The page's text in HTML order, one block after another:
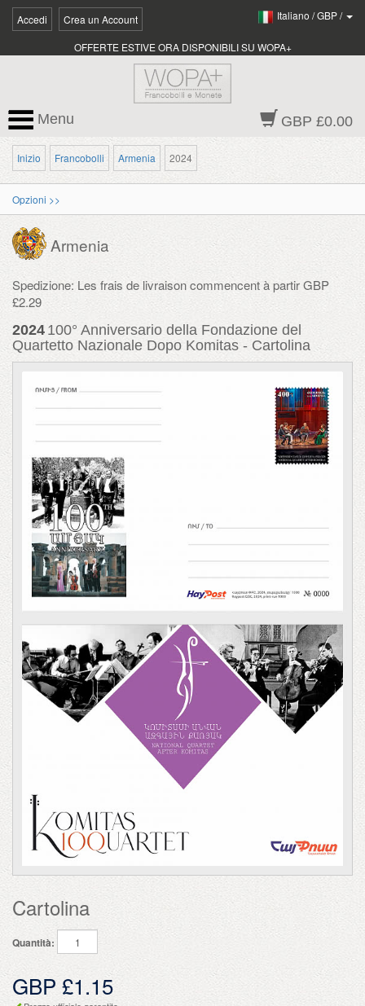
Accedi Crea un Account Italiano /GBP/
OFFERTE ESTIVE ORA DISPONIBILI SU WOPA+
GBP £0.00
Menu
Inizio Francobolli Armenia 2024
Opzioni >>
Armenia
Spedizione: Les frais de livraison commencent à partir GBP
£2.29
2024 100° Anniversario della Fondazione del
Quartetto Nazionale Dopo Komitas - Cartolina
Cartolina
Quantità:
GBP £1.15